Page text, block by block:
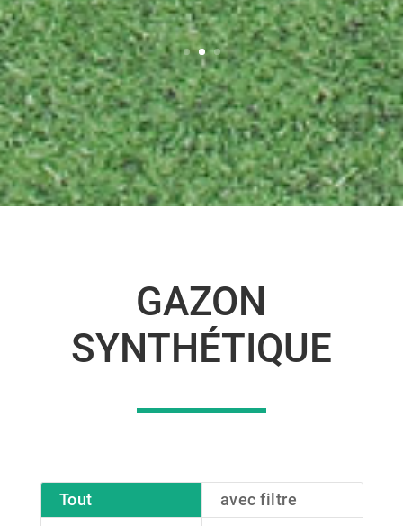
GAZON
SYNTHÉTIQUE
Tout
avec filtre